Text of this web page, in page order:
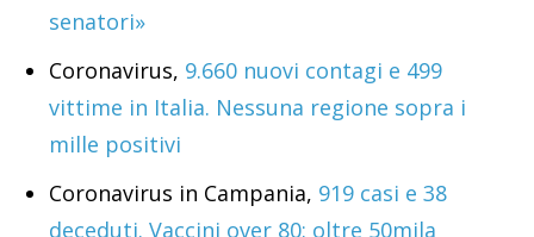
senatori»
Coronavirus, 9.660 nuovi contagi e 499
vittime in Italia. Nessuna regione sopra i
mille positivi
Coronavirus in Campania, 919 casi e 38
deceduti. Vaccini over 80: oltre 50mila